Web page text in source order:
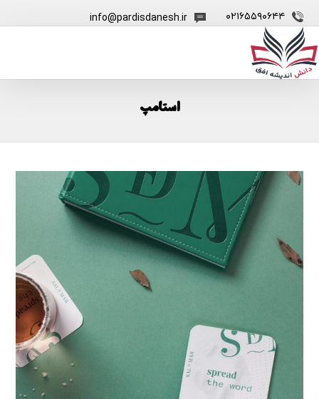
۰۲۱۶۵۵۹۰۶۴۴ info@pardisdanesh.ir
استامپ